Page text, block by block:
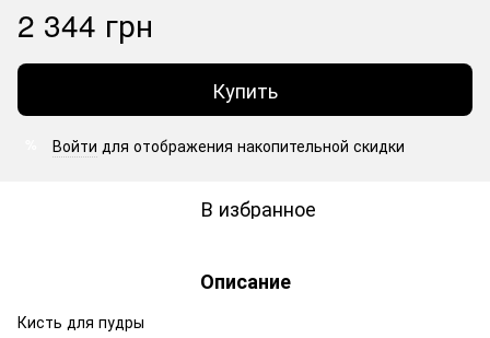
2 344 грн
Купить
Войти для отображения накопительной скидки
В избранное
Описание
Кисть для пудры